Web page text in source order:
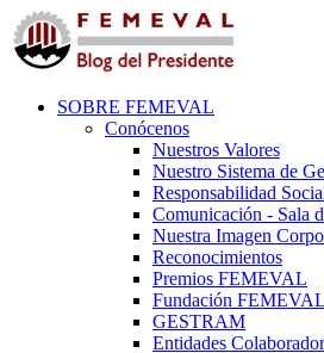
SOBRE FEMEVAL
Conócenos
Nuestros Valores
Nuestro Sistema de
Responsabilidad
Comunicación - Sala
Nuestra Imagen
Reconocimientos
Premios FEMEVAL
Fundación FEMEVAL
GESTRAM
Entidades